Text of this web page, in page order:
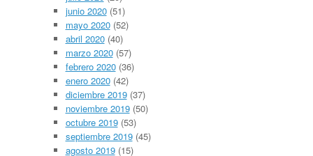
junio 2020(51)
mayo 2020(52)
abril 2020(40)
marzo 2020(57)
febrero 2020(36)
enero 2020(42)
diciembre 2019(37)
noviembre 2019(50)
octubre 2019(53)
septiembre 2019(45)
agosto 2019(15)